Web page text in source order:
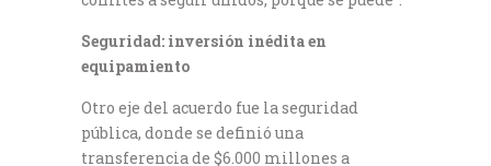
Seguridad: inversión inédita en
equipamiento
Otro eje del acuerdo fue la seguridad
pública, donde se definió una
transferencia de $6.000 millones a